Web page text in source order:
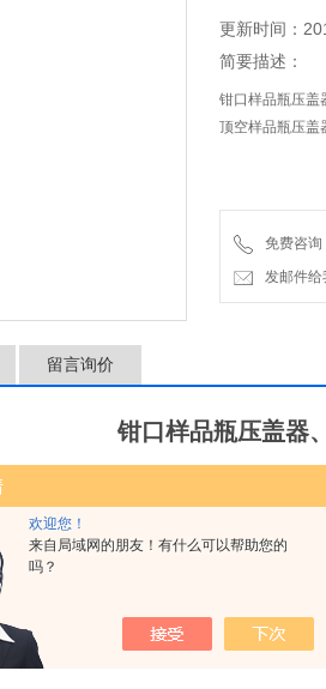
欢迎您！
来自局域网的朋友！有什么可以帮助您的
吗？
更新时间：
简要描述：
钳口样品瓶压盖
顶空样品瓶压盖
免费咨询
发邮件
留言询价
钳口样品瓶压盖器
器，10mL/20mL 通用
器，10mL/20mL 通用